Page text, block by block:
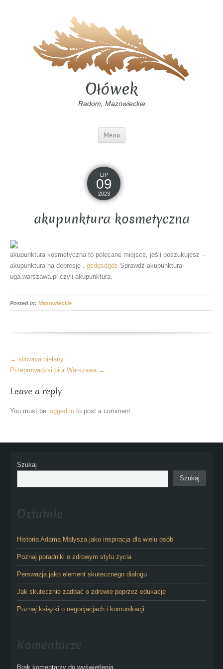
Ołówek
Radom, Mazowieckie
Menu
LIP
09
2023
akupunktura kosmetyczna
akupunktura kosmetyczna to polecane miejsce, jeśli poszukujesz –
akupunktura na depresję . gsdgsdgds Sprawdź akupunktura-
uga.warszawa.pl czyli akupunktura.
Posted in: Mazowieckie
More
Articles
← siłownia bielany
Przeprowadzki biur Warszawa →
Leave a reply
You must be logged in to post a comment.
Szukaj
Szukaj
Ostatnie
Historia Adama Małysza jako inspiracja dla wielu osób
Poznaj poradniki o zdrowym stylu życia
Perswazja jako element skutecznego dialogu
Jak skutecznie zadbać o zdrowie poprzez edukację
Poznaj książki o negocjacjach i komunikacji
Komentarze
Brak komentarzy do wyświetlenia.